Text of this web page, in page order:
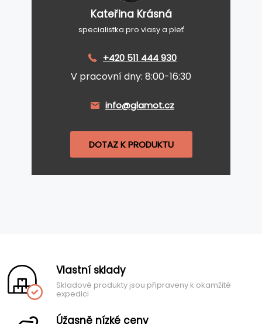
Kateřina Krásná
specialistka pro vlasy a pleť
+420 511 444 930
V pracovní dny: 8:00-16:30
info@glamot.cz
DOTAZ K PRODUKTU
Vlastní sklady
Skladové produkty jsou připraveny k okamžité
expedici
Úžasně nízké ceny